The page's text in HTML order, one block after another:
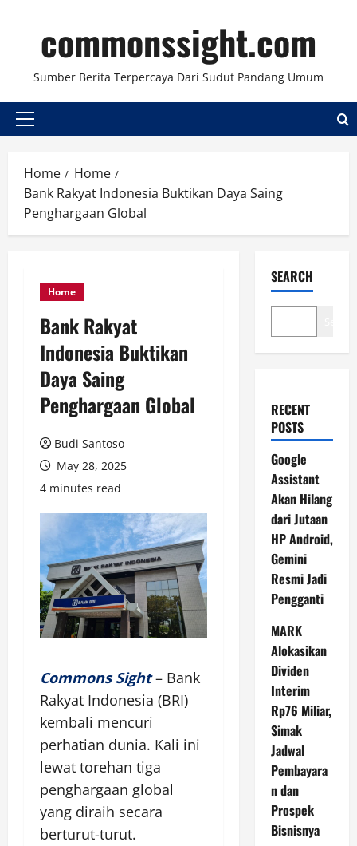
contentcommonssight.com
Sumber Berita Terpercaya Dari Sudut Pandang Umum
Primary
Home
Home
Bank Rakyat Indonesia Buktikan Daya Saing
Penghargaan Global
Home
Bank Rakyat
Indonesia Buktikan
Daya Saing
Penghargaan Global
Budi Santoso
May 28, 2025
4 minutes read
Commons Sight– Bank
Rakyat Indonesia (BRI)
kembali mencuri
perhatian dunia. Kali ini
lewat torehan tiga
penghargaan global
yang diraih secara
berturut-turut.
SEARCH
RECENT
POSTS
Google
Assistant
Akan Hilang
dari Jutaan
HP Android,
Gemini
Resmi Jadi
Pengganti
MARK
Alokasikan
Dividen
Interim
Rp76 Miliar,
Simak
Jadwal
Pembayara
n dan
Prospek
Bisnisnya